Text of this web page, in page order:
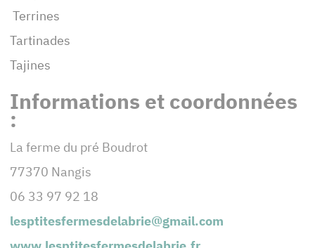
Terrines
Tartinades
Tajines
Informations et coordonnées
:
La ferme du pré Boudrot
77370 Nangis
06 33 97 92 18
lesptitesfermesdelabrie@gmail.com